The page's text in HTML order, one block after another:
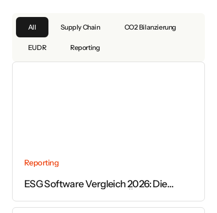
All Supply Chain CO2 Bilanzierung
EUDR Reporting
Reporting
ESG Software Vergleich 2026: Die